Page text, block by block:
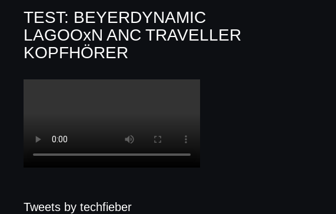
TEST: BEYERDYNAMIC
LAGOOxN ANC TRAVELLER
KOPFHÖRER
Tweets by techfieber